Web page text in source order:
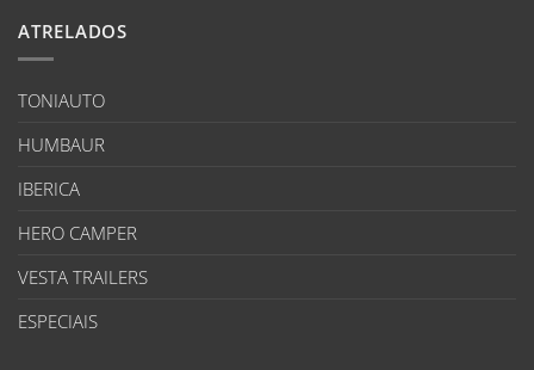
ATRELADOS
TONIAUTO
HUMBAUR
IBERICA
HERO CAMPER
VESTA TRAILERS
ESPECIAIS